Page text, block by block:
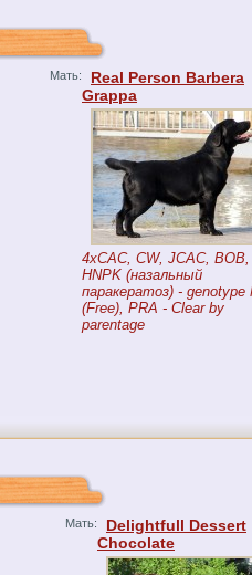
Мать:
Real Person Barbera
Grappa
4xCAC, CW, JCAC, BOB,
HNPK (назальный
паракератоз) - genotype
(Free), PRA - Clear by
parentage
Мать:
Delightfull Dessert
Chocolate